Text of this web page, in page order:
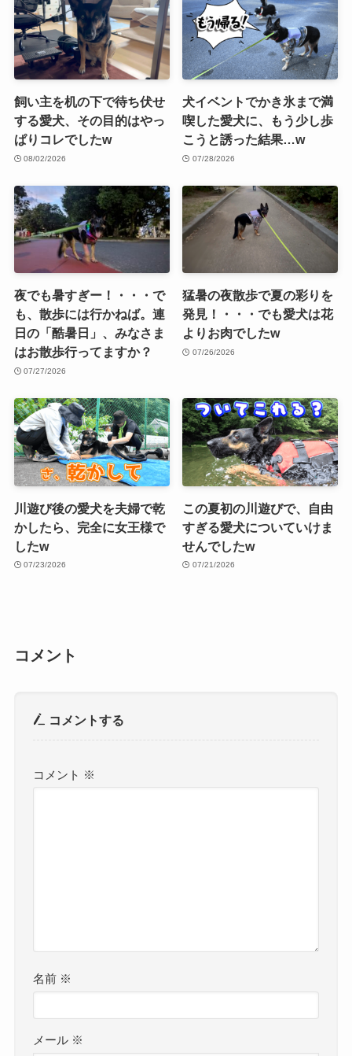
飼い主を机の下で待ち伏せ
する愛犬、その目的はやっ
ぱりコレでしたw
08/02/2026
犬イベントでかき氷まで満
喫した愛犬に、もう少し歩
こうと誘った結果…w
07/28/2026
夜でも暑すぎー！・・・で
も、散歩には行かねば。連
日の「酷暑日」、みなさま
はお散歩行ってますか？
07/27/2026
猛暑の夜散歩で夏の彩りを
発見！・・・でも愛犬は花
よりお肉でしたw
07/26/2026
川遊び後の愛犬を夫婦で乾
かしたら、完全に女王様で
したw
07/23/2026
この夏初の川遊びで、自由
すぎる愛犬についていけま
せんでしたw
07/21/2026
コメント
コメントする
コメント ※
名前 ※
メール ※